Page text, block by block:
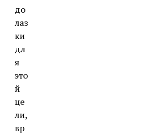
до
лаз
ки
дл
я
это
й
це
ли,
вр